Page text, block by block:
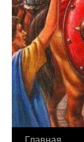
Главная